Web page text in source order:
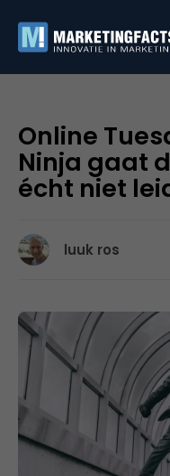
Online
Ninja gaat
écht niet
luuk ros